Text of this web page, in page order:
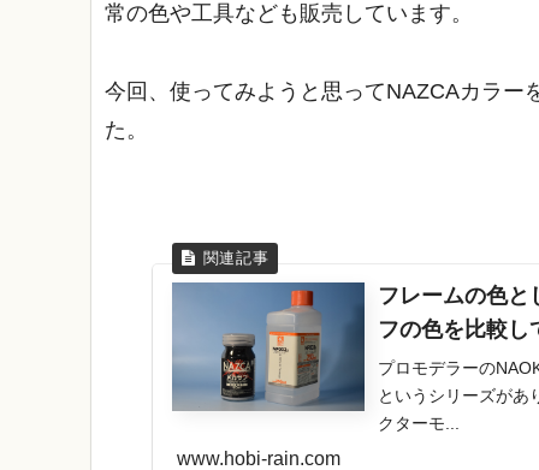
常の色や工具なども販売しています。
今回、使ってみようと思ってNAZCAカラー
た。
フレームの色
フの色を比較し
プロモデラーの
というシリーズがあ
クターモ...
www.hobi-rain.com